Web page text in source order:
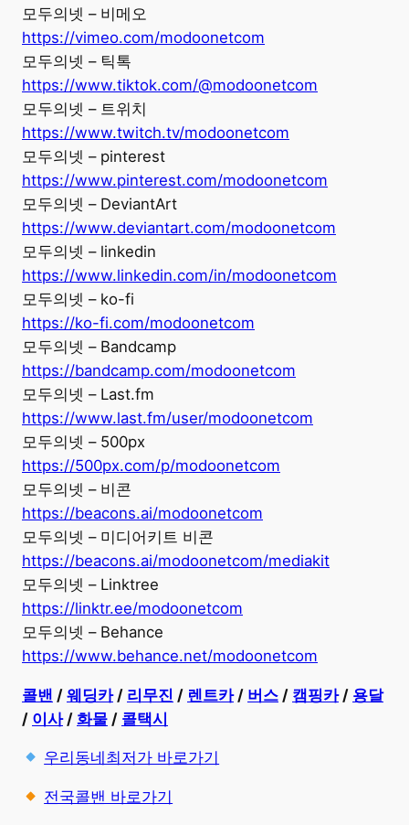
모두의넷 – 비메오
https://vimeo.com/modoonetcom
모두의넷 – 틱톡
https://www.tiktok.com/@modoonetcom
모두의넷 – 트위치
https://www.twitch.tv/modoonetcom
모두의넷 – pinterest
https://www.pinterest.com/modoonetcom
모두의넷 – DeviantArt
https://www.deviantart.com/modoonetcom
모두의넷 – linkedin
https://www.linkedin.com/in/modoonetcom
모두의넷 – ko-fi
https://ko-fi.com/modoonetcom
모두의넷 – Bandcamp
https://bandcamp.com/modoonetcom
모두의넷 – Last.fm
https://www.last.fm/user/modoonetcom
모두의넷 – 500px
https://500px.com/p/modoonetcom
모두의넷 – 비콘
https://beacons.ai/modoonetcom
모두의넷 – 미디어키트 비콘
https://beacons.ai/modoonetcom/mediakit
모두의넷 – Linktree
https://linktr.ee/modoonetcom
모두의넷 – Behance
https://www.behance.net/modoonetcom
콜밴 / 웨딩카/ 리무진 / 렌트카/ 버스 / 캠핑카/ 용달
/ 이사/ 화물 / 콜택시
우리동네최저가 바로가기
전국콜밴 바로가기